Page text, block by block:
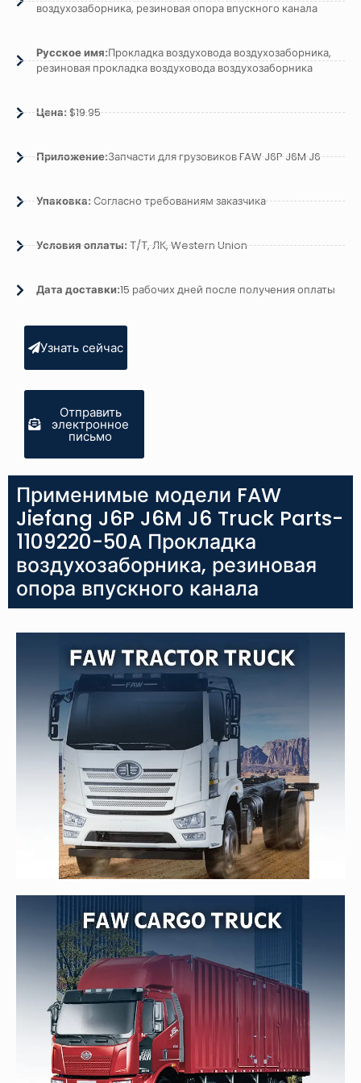
воздухозаборника, резиновая опора впускного канала
Русское имя:Прокладка воздуховода воздухозаборника,
резиновая прокладка воздуховода воздухозаборника
Цена:$19.95
Приложение:Запчасти для грузовиков FAW J6P J6M J6
Упаковка:Согласно требованиям заказчика
Условия оплаты:Т/Т, ЛК, Western Union
Дата доставки:15 рабочих дней после получения оплаты
Узнать сейчас
Отправить
электронное
письмо
Применимые модели FAW
Jiefang J6P J6M J6 Truck Parts-
1109220-50A Прокладка
воздухозаборника, резиновая
опора впускного канала